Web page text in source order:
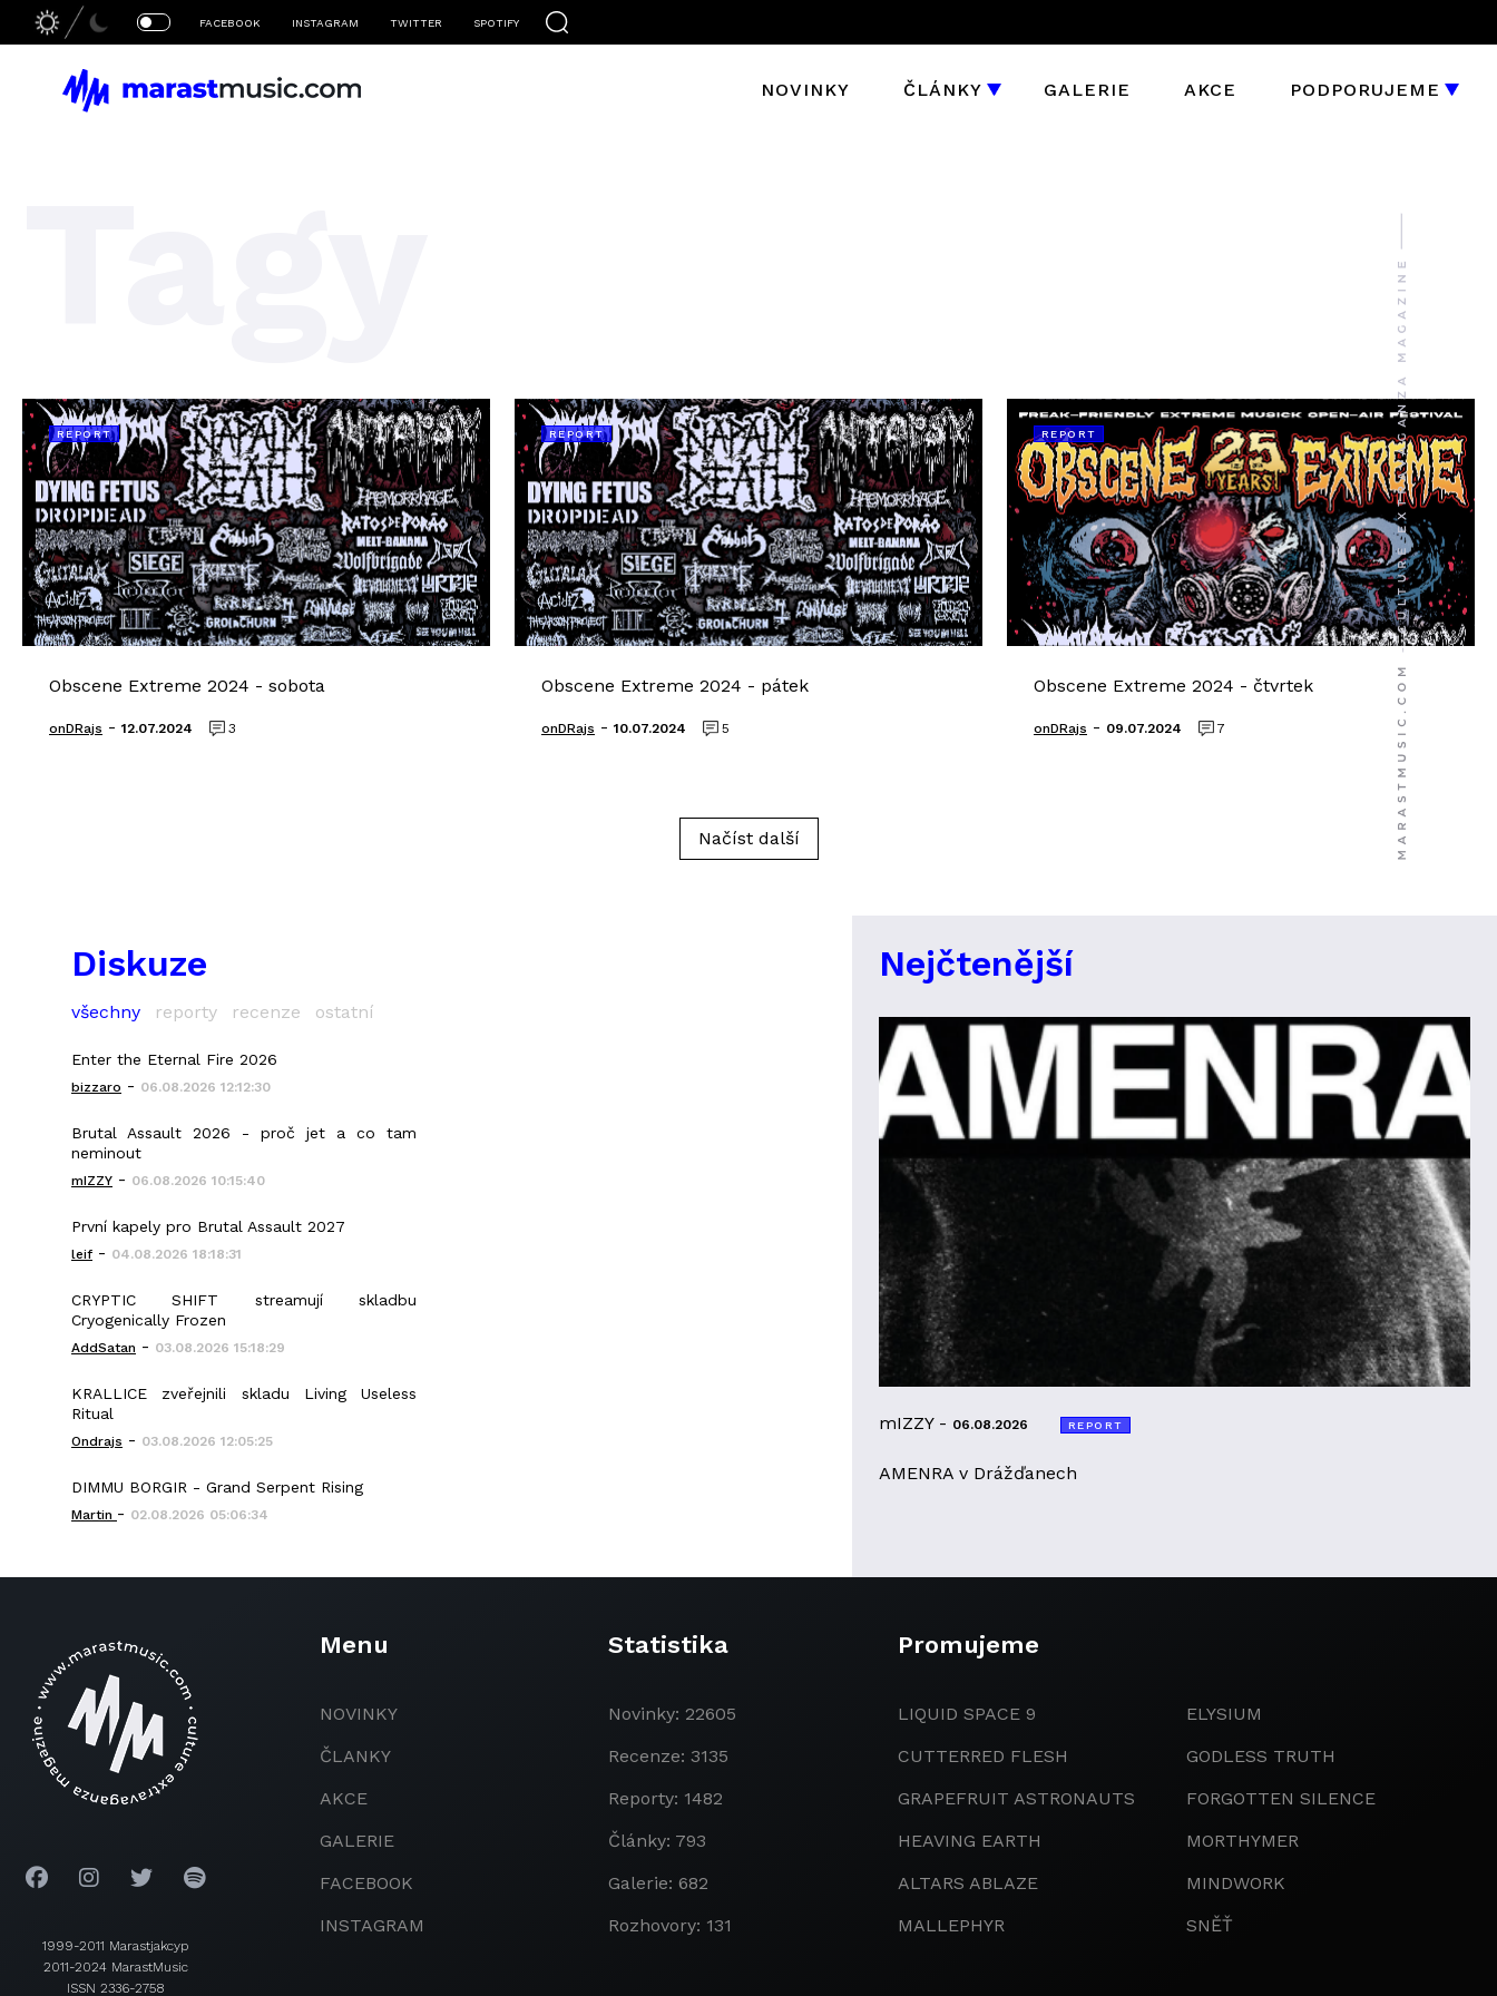
FACEBOOK INSTAGRAM TWITTER SPOTIFY
NOVINKY ČLÁNKY GALERIE AKCE PODPORUJEME
REPORT
Obscene Extreme 2024 - sobota
onDRajs - 12.07.2024 3
REPORT
Obscene Extreme 2024 - pátek
onDRajs - 10.07.2024 5
REPORT
Obscene Extreme 2024 - čtvrtek
onDRajs - 09.07.2024 7
Načíst další
Diskuze
všechny reporty recenze ostatní
Enter the Eternal Fire 2026
bizzaro - 06.08.2026 12:12:30
Brutal Assault 2026 - proč jet a co tam
neminout
mIZZY - 06.08.2026 10:15:40
První kapely pro Brutal Assault 2027
leif - 04.08.2026 18:18:31
CRYPTIC SHIFT streamují skladbu
Cryogenically Frozen
AddSatan - 03.08.2026 15:18:29
KRALLICE zveřejnili skladu Living Useless
Ritual
Ondrajs - 03.08.2026 12:05:25
DIMMU BORGIR - Grand Serpent Rising
Martin - 02.08.2026 05:06:34
Nejčtenější
mIZZY - 06.08.2026 REPORT
AMENRA v Drážďanech
1999-2011 Marastjakcyp
2011-2024 MarastMusic
ISSN 2336-2758
Menu
NOVINKY
ČLANKY
AKCE
GALERIE
FACEBOOK
INSTAGRAM
Statistika
Novinky: 22605
Recenze: 3135
Reporty: 1482
Články: 793
Galerie: 682
Rozhovory: 131
Promujeme
LIQUID SPACE 9
CUTTERRED FLESH
GRAPEFRUIT ASTRONAUTS
HEAVING EARTH
ALTARS ABLAZE
MALLEPHYR
ELYSIUM
GODLESS TRUTH
FORGOTTEN SILENCE
MORTHYMER
MINDWORK
SNĚŤ